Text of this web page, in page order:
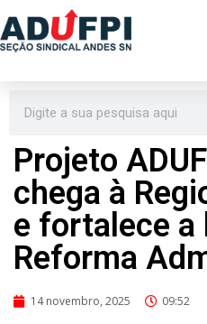
Pular
conteúdo
Projeto
chega à
e fortalece a
Reforma
14 novembro, 2025 09:52